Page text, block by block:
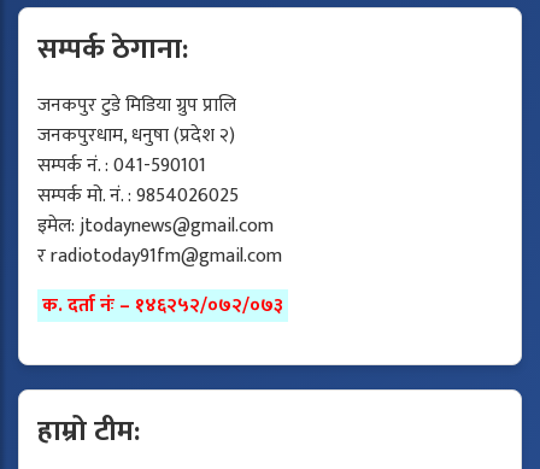
सम्पर्क ठेगाना:
जनकपुर टुडे मिडिया ग्रुप प्रालि
जनकपुरधाम, धनुषा (प्रदेश २)
सम्पर्क नं. : 041-590101
सम्पर्क मो. नं. : 9854026025
इमेल:jtodaynews@gmail.com
रradiotoday91fm@gmail.com
क. दर्ता नंः – १४६२५२/०७२/०७३
हाम्रो टीम: